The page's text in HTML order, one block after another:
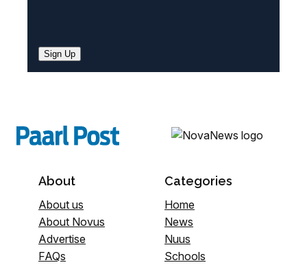
Sign Up
About
About us
About Novus
Advertise
FAQs
Categories
Home
News
Nuus
Schools